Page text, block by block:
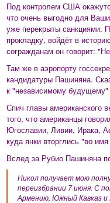
Под контролем США
что очень выгодно для
уже перекрыты санкциями.
прокладку, войдёт в
согражданам он говорит:
Там же в аэропорту
кандидатуры Пашиняна.
к "независимому будущему"
Спич главы американского
того, что американцы
Югославии, Ливии, Ирака,
куда янки вторглись "во
Вслед за Рубио Пашиняна
Никол получает мою
переизбрании 7 июня. С
Армению, Южный Кавказ